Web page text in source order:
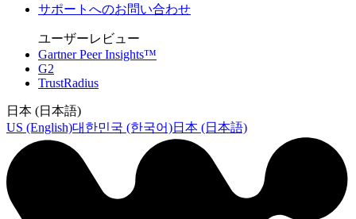
サポートへのお問い合わせ
ユーザーレビュー
Gartner Peer Insights™
G2
TrustRadius
日本 (日本語)
US (English)대한민국 (한국어)日本 (日本語)